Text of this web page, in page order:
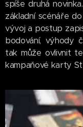
spíše druhá
základní scénáře
vývoj a postup
bodování, výhody
tak může ovlivnit
kampaňové karty